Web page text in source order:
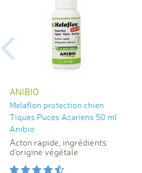
ANIBIO
Melaflon protection chien
Tiques Puces Acariens 50 ml
Anibio
Acton rapide, ingrédients
d'origine végétale